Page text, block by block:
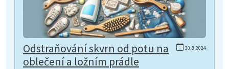
30.8.2024
Odstraňování skvrn od potu na
oblečení a ložním prádle